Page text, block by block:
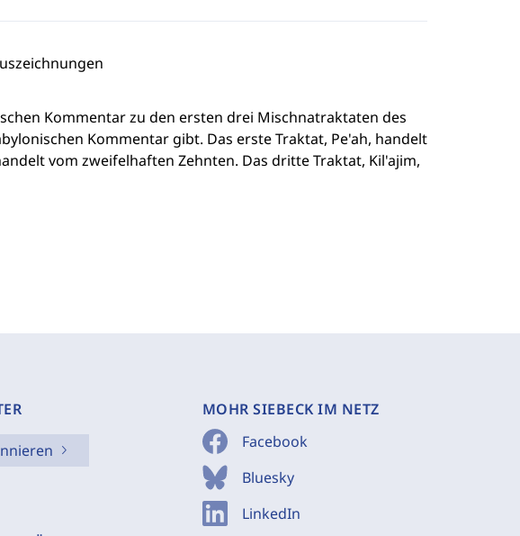
Kommentar zu den ersten drei Mischnatraktaten des
Kommentar gibt. Das erste Traktat, Pe'ah, handelt
vom zweifelhaften Zehnten. Das dritte Traktat, Kil'ajim,
MOHR SIEBECK IM NETZ
Facebook
Bluesky
LinkedIn